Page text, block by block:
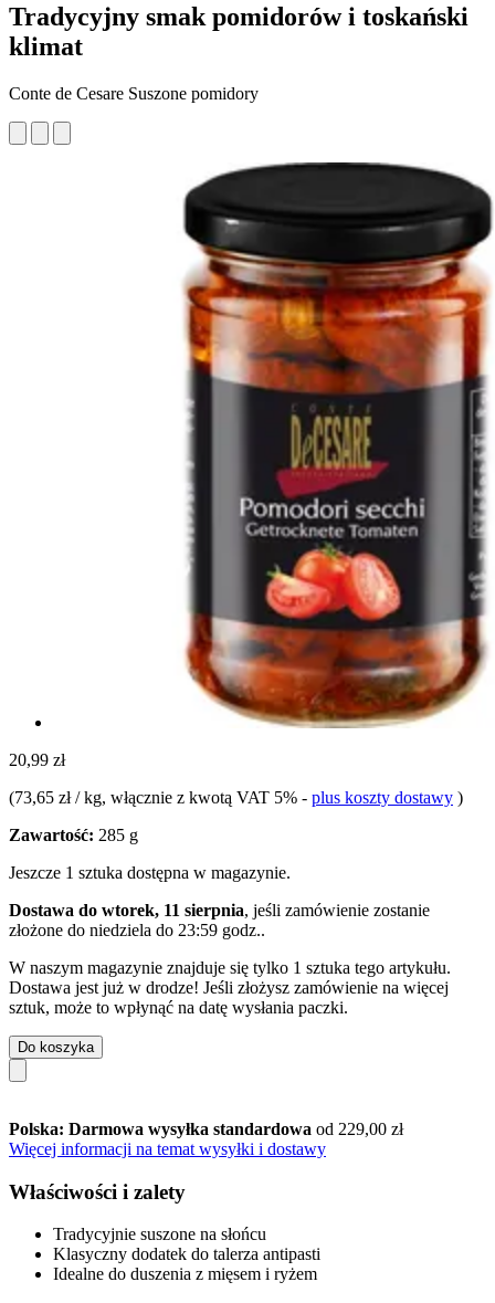
Tradycyjny smak pomidorów i toskański
klimat
Conte de Cesare Suszone pomidory
20,99 zł
(73,65 zł / kg, włącznie z kwotą VAT 5% - plus koszty dostawy )
Zawartość: 285 g
Jeszcze 1 sztuka dostępna w magazynie.
Dostawa do wtorek, 11 sierpnia, jeśli zamówienie zostanie
złożone do niedziela do 23:59 godz..
W naszym magazynie znajduje się tylko 1 sztuka tego artykułu.
Dostawa jest już w drodze! Jeśli złożysz zamówienie na więcej
sztuk, może to wpłynąć na datę wysłania paczki.
Do koszyka
Polska: Darmowa wysyłka standardowa od 229,00 zł
Więcej informacji na temat wysyłki i dostawy
Właściwości i zalety
Tradycyjnie suszone na słońcu
Klasyczny dodatek do talerza antipasti
Idealne do duszenia z mięsem i ryżem